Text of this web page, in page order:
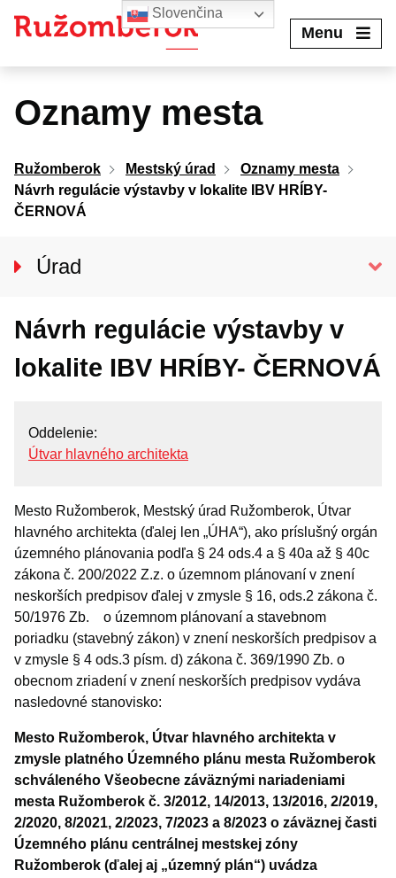
Menu
Oznamy mesta
Ružomberok Mestský úrad
Oznamy mesta
Návrh regulácie výstavby v lokalite IBV HRÍBY-
ČERNOVÁ
Úrad
Prednosta úradu
Oddelenia MsÚ
Životné situácie
Pracuj pre mesto
Návrh regulácie výstavby v
lokalite IBV HRÍBY- ČERNOVÁ
Oddelenie
Útvar hlavného architekta
Mesto Ružomberok, Mestský úrad Ružomberok, Útvar
hlavného architekta (ďalej len „ÚHA“), ako príslušný orgán
územného plánovania podľa § 24 ods.4 a § 40a až § 40c
zákona č. 200/2022 Z.z. o územnom plánovaní v znení
neskorších predpisov ďalej v zmysle § 16, ods.2 zákona č.
50/1976 Zb. o územnom plánovaní a stavebnom
poriadku (stavebný zákon) v znení neskorších predpisov a
v zmysle § 4 ods.3 písm. d) zákona č. 369/1990 Zb. o
obecnom zriadení v znení neskorších predpisov vydáva
nasledovné stanovisko:
Mesto Ružomberok, Útvar hlavného architekta v
zmysle platného Územného plánu mesta Ružomberok
schváleného Všeobecne záväznými nariadeniami
mesta Ružomberok č. 3/2012, 14/2013, 13/2016, 2/2019,
2/2020, 8/2021, 2/2023, 7/2023 a 8/2023 o záväznej časti
Územného plánu centrálnej mestskej zóny
Ružomberok (ďalej aj „územný plán“) uvádza
Slovenčina